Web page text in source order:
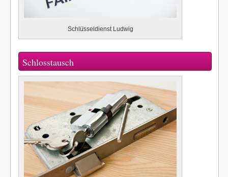
Schlüsseldienst Ludwig
Schlosstausch